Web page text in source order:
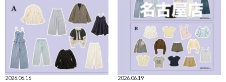
2026.06.16
2026.06.19